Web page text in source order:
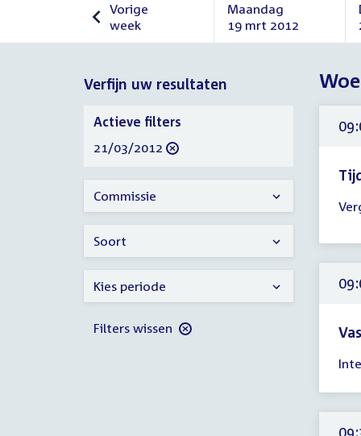
Vorige
week
Vorige
Maandag
19 mrt 2012
Maandag
Verfijn uw resultaten
uur
-
Verfijn
uw
resultaten
Actieve filters
verwijder
21/03/2012
Commissie
Soort
Kies periode
Filters wissen